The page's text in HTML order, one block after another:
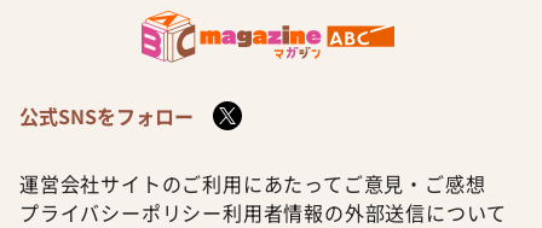
公式SNSをフォロー
運営会社サイトのご利用にあたって ご意見・ご感想
プライバシーポリシー利用者情報の外部送信について